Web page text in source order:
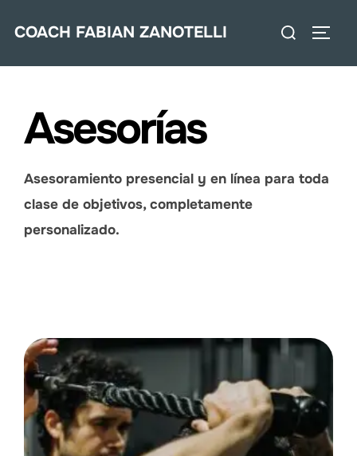
COACH FABIAN ZANOTELLI Buscar:
Asesorías
Asesoramiento presencial y en línea para toda
clase de objetivos, completamente
personalizado.